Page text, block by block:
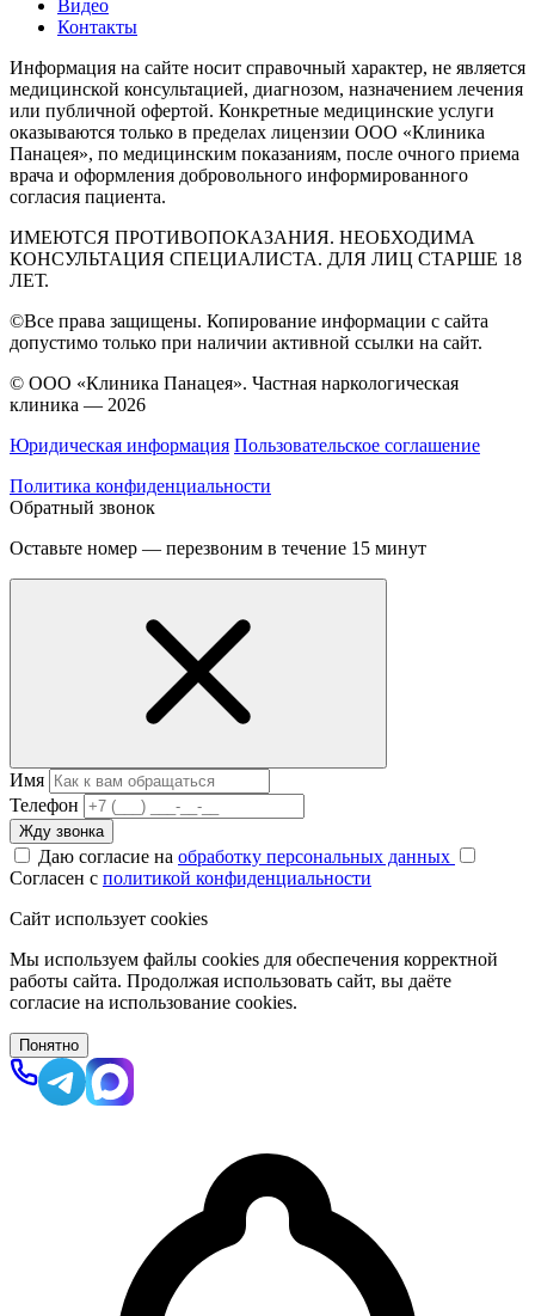
Видео
Контакты
Информация на сайте носит справочный характер, не является
медицинской консультацией, диагнозом, назначением лечения
или публичной офертой. Конкретные медицинские услуги
оказываются только в пределах лицензии ООО «Клиника
Панацея», по медицинским показаниям, после очного приема
врача и оформления добровольного информированного
согласия пациента.
ИМЕЮТСЯ ПРОТИВОПОКАЗАНИЯ. НЕОБХОДИМА
КОНСУЛЬТАЦИЯ СПЕЦИАЛИСТА. ДЛЯ ЛИЦ СТАРШЕ 18
ЛЕТ.
©Все права защищены. Копирование информации с сайта
допустимо только при наличии активной ссылки на сайт.
© ООО «Клиника Панацея». Частная наркологическая
клиника — 2026
Юридическая информация Пользовательское соглашение
Политика конфиденциальности
Обратный звонок
Оставьте номер — перезвоним в течение 15 минут
Имя
Телефон
Жду звонка
Даю согласие на обработку персональных данных
Согласен с политикой конфиденциальности
Сайт использует cookies
Мы используем файлы cookies для обеспечения корректной
работы сайта. Продолжая использовать сайт, вы даёте
согласие на использование cookies.
Понятно